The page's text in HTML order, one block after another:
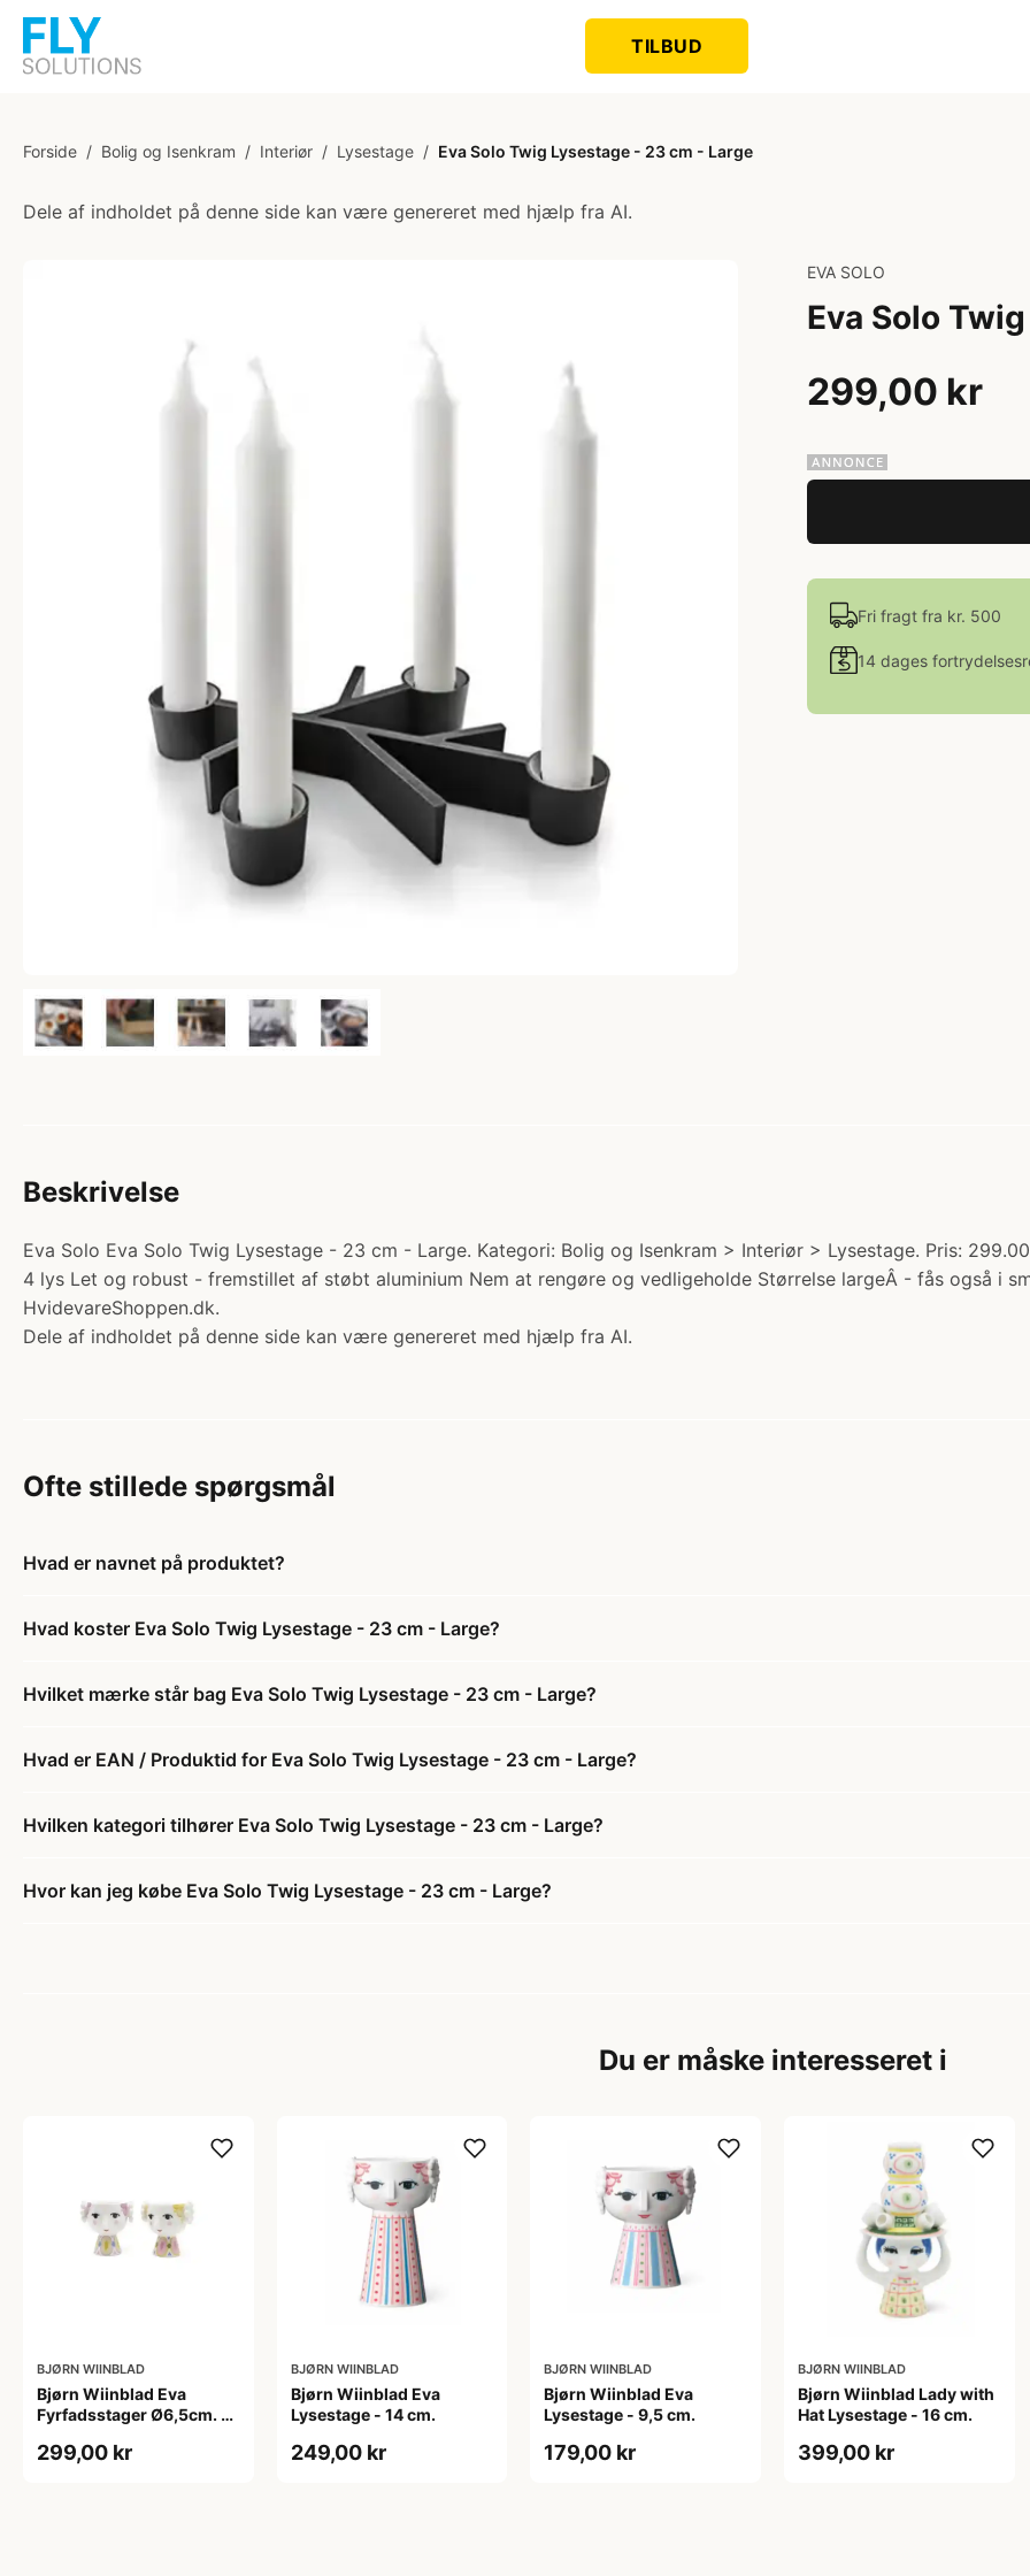
TILBUD
Forside / Bolig og Isenkram / Interiør / Lysestage / Eva Solo Twig Lysestage - 23 cm - Large
Dele af indholdet på denne side kan være genereret med hjælp fra AI.
EVA SOLO
Eva Solo
299,00 kr
Fri fragt fra kr. 500
14 dages
Beskrivelse
Eva Solo Eva Solo Twig Lysestage - 23 cm - Large. Kategori: Bolig og Isenkram > Interiør > Lysestage. Pris:
4 lys Let og robust - fremstillet af støbt aluminium Nem at rengøre og vedligeholde Størrelse largeÂ - fås også i
HvidevareShoppen.dk.
Dele af indholdet på denne side kan være genereret med hjælp fra AI.
Ofte stillede spørgsmål
Hvad er navnet på produktet?
Hvad koster Eva Solo Twig Lysestage - 23 cm - Large?
Hvilket mærke står bag Eva Solo Twig Lysestage - 23 cm - Large?
Hvad er EAN / Produktid for Eva Solo Twig Lysestage - 23 cm - Large?
Hvilken kategori tilhører Eva Solo Twig Lysestage - 23 cm - Large?
Hvor kan jeg købe Eva Solo Twig Lysestage - 23 cm - Large?
Du er måske interesseret i
BJØRN WIINBLAD
Bjørn Wiinblad Eva
Fyrfadsstager Ø6,5cm. 2
299,00 kr
BJØRN WIINBLAD
Bjørn Wiinblad Eva
Lysestage - 14 cm.
249,00 kr
BJØRN WIINBLAD
Bjørn Wiinblad Eva
Lysestage - 9,5 cm.
179,00 kr
BJØRN WIINBLAD
Bjørn Wiinblad Lady with
Hat Lysestage - 16 cm.
399,00 kr